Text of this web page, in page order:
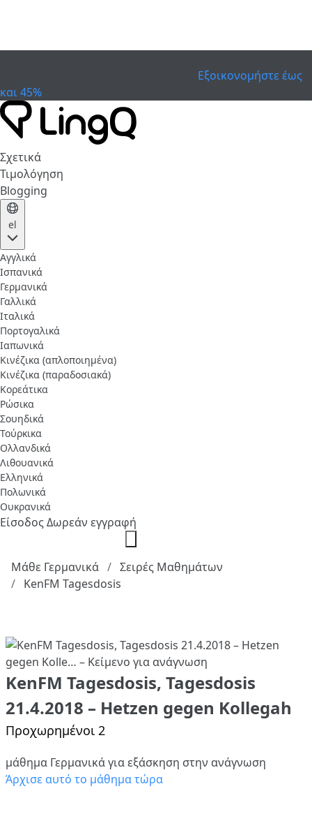
Εξοικονομήστε έως
και 45%
Σχετικά
Τιμολόγηση
Blogging
el
Αγγλικά
Ισπανικά
Γερμανικά
Γαλλικά
Ιταλικά
Πορτογαλικά
Ιαπωνικά
Κινέζικα (απλοποιημένα)
Κινέζικα (παραδοσιακά)
Κορεάτικα
Ρώσικα
Σουηδικά
Τούρκικα
Ολλανδικά
Λιθουανικά
Ελληνικά
Πολωνικά
Ουκρανικά
ΕίσοδοςΔωρεάν εγγραφή
Μάθε Γερμανικά
Σειρές Μαθημάτων
KenFM Tagesdosis
KenFM Tagesdosis, Tagesdosis
21.4.2018 – Hetzen gegen Kollegah
Προχωρημένοι 2
μάθημα Γερμανικά για εξάσκηση στην ανάγνωση
Άρχισε αυτό το μάθημα τώρα